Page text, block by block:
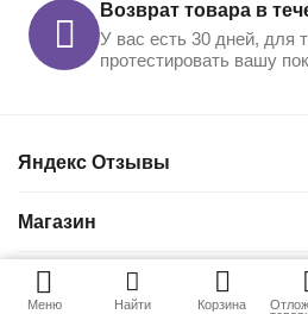
Возврат товара в
У вас есть 30 дней, для
протестировать вашу
Яндекс Отзывы
Магазин
Меню Найти Корзина